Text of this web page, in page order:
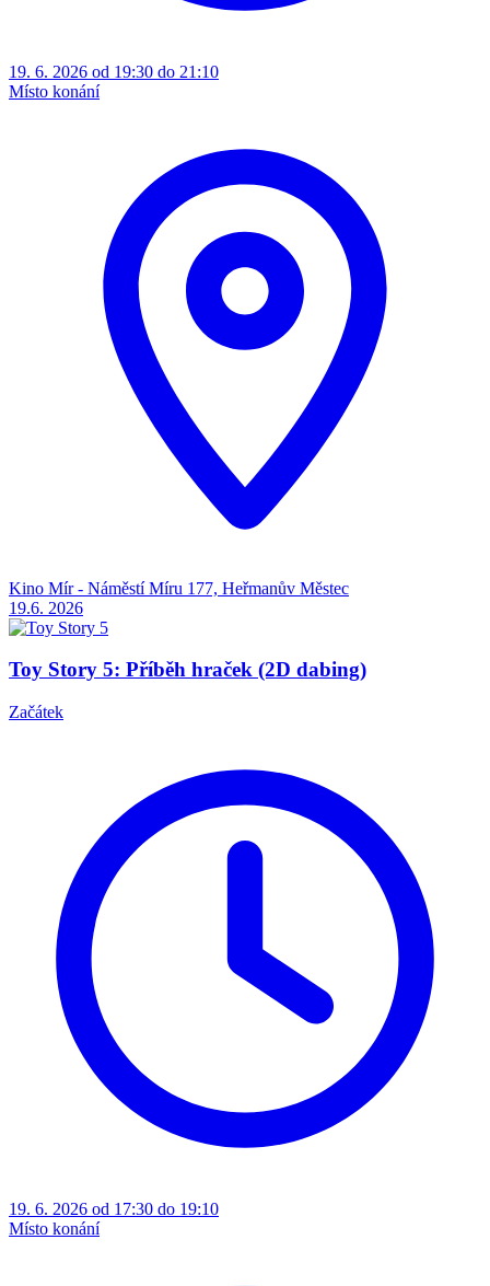
19. 6. 2026 od 19:30 do 21:10
Místo konání
Kino Mír - Náměstí Míru 177, Heřmanův Městec
19.6. 2026
Toy Story 5: Příběh hraček (2D dabing)
Začátek
19. 6. 2026 od 17:30 do 19:10
Místo konání